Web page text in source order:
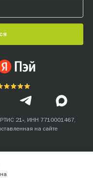
21», ИНН 7710001467,
на сайте